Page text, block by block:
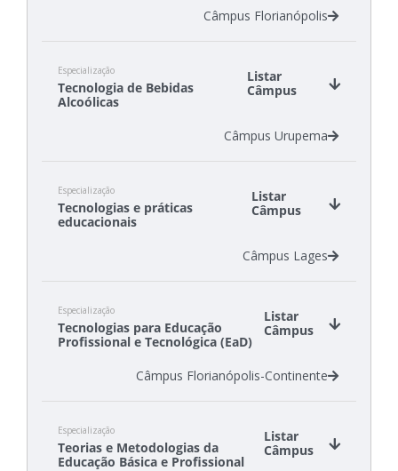
Câmpus Florianópolis
Especialização
Tecnologia de Bebidas
Alcoólicas
Listar
Câmpus
Câmpus Urupema
Especialização
Tecnologias e práticas
educacionais
Listar
Câmpus
Câmpus Lages
Especialização
Tecnologias para Educação
Profissional e Tecnológica (EaD)
Listar
Câmpus
Câmpus Florianópolis-Continente
Especialização
Teorias e Metodologias da
Educação Básica e Profissional
Listar
Câmpus